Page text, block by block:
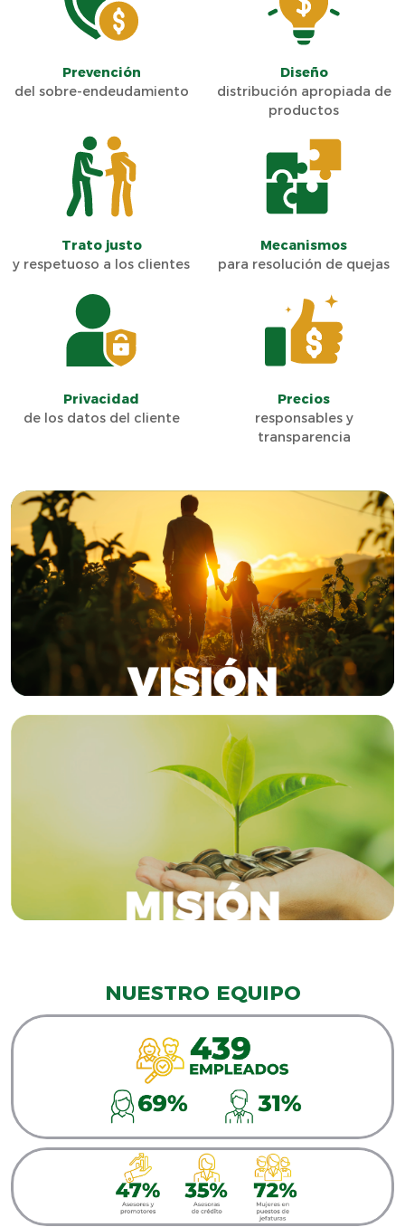
Prevención
del sobre-endeudamiento
Diseño
distribución apropiada de
productos
Trato justo
y respetuoso a los clientes
Mecanismos
para resolución de quejas
Privacidad
de los datos del cliente
Precios
responsables y
transparencia
NUESTRO EQUIPO